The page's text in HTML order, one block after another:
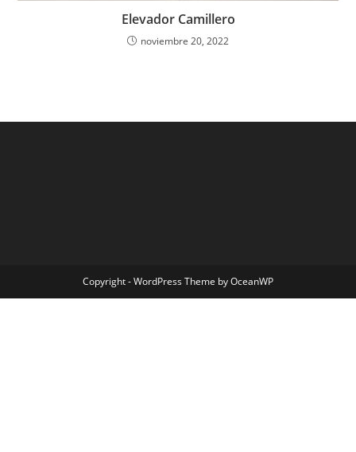
Elevador Camillero
noviembre 20, 2022
Copyright - WordPress Theme by OceanWP